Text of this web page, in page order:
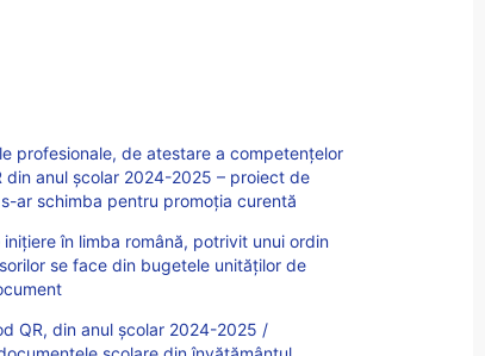
profesionale, de atestare a competențelor
din anul școlar 2024-2025 – proiect de
ar schimba pentru promoția curentă
în limba română, potrivit unui ordin
se face din bugetele unităților de
QR, din anul școlar 2024-2025 /